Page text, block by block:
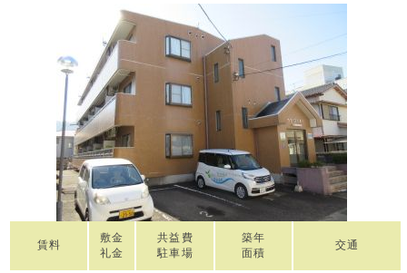
賃料
敷金
礼金
共益費
駐車場
築年
面積
交通